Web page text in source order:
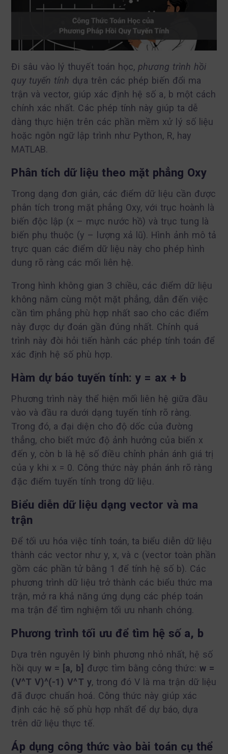
Đi sâu vào lý thuyết toán học,phương trình hồi
quy tuyến tính dựa trên các phép biến đổi ma
trận và vector, giúp xác định hệ số a, b một cách
chính xác nhất. Các phép tính này giúp ta dễ
dàng thực hiện trên các phần mềm xử lý số liệu
hoặc ngôn ngữ lập trình như Python, R, hay
MATLAB.
Phân tích dữ liệu theo mặt phẳng Oxy
Trong dạng đơn giản, các điểm dữ liệu cần được
phân tích trong mặt phẳng Oxy, với trục hoành là
biến độc lập (x – mực nước hồ) và trục tung là
biến phụ thuộc (y – lượng xả lũ). Hình ảnh mô tả
trực quan các điểm dữ liệu này cho phép hình
dung rõ ràng các mối liên hệ.
Trong hình không gian 3 chiều, các điểm dữ liệu
không nằm cùng một mặt phẳng, dẫn đến việc
cần tìm phẳng phù hợp nhất sao cho các điểm
này được dự đoán gần đúng nhất. Chính quá
trình này đòi hỏi tiến hành các phép tính toán để
xác định hệ số phù hợp.
Hàm dự báo tuyến tính: y = ax + b
Phương trình này thể hiện mối liên hệ giữa đầu
vào và đầu ra dưới dạng tuyến tính rõ ràng.
Trong đó, a đại diện cho độ dốc của đường
thẳng, cho biết mức độ ảnh hưởng của biến x
đến y, còn b là hệ số điều chỉnh phản ánh giá trị
của y khi x = 0. Công thức này phản ánh rõ ràng
đặc điểm tuyến tính trong dữ liệu.
Biểu diễn dữ liệu dạng vector và ma
trận
Để tối ưu hóa việc tính toán, ta biểu diễn dữ liệu
thành các vector như y, x, và c (vector toàn phần
gồm các phần tử bằng 1 để tính hệ số b). Các
phương trình dữ liệu trở thành các biểu thức ma
trận, mở ra khả năng ứng dụng các phép toán
ma trận để tìm nghiệm tối ưu nhanh chóng.
Phương trình tối ưu để tìm hệ số a, b
Dựa trên nguyên lý bình phương nhỏ nhất, hệ số
hồi quy w = [a, b] được tìm bằng công thức: w =
(V^T V)^(-1) V^T y, trong đó V là ma trận dữ liệu
đã được chuẩn hoá. Công thức này giúp xác
định các hệ số phù hợp nhất để dự báo, dựa
trên dữ liệu thực tế.
Áp dụng công thức vào bài toán cụ thể